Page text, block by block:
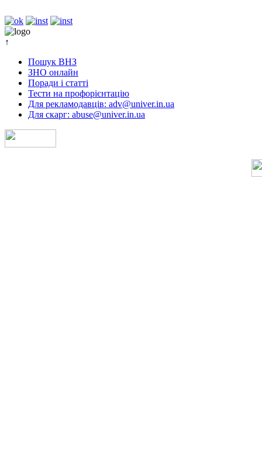
↑
Пошук ВНЗ
ЗНО онлайн
Поради і статті
Тести на профорієнтацію
Для рекламодавців: adv@univer.in.ua
Для скарг: abuse@univer.in.ua